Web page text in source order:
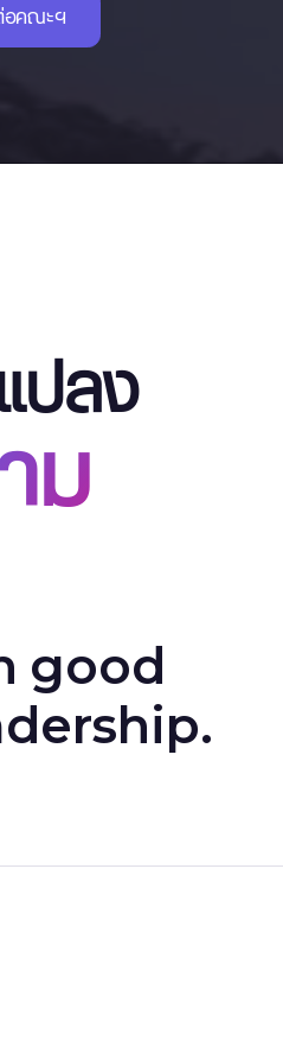
คณะฯ
ปลง
ม
good